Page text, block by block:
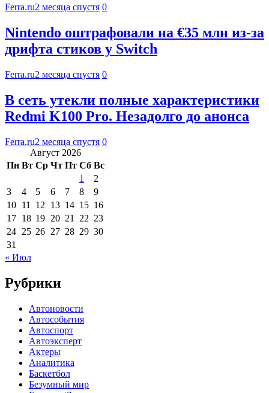
Ferra.ru2 месяца спустя 0
Nintendo оштрафовали на €35 млн из-за
дрифта стиков у Switch
Ferra.ru2 месяца спустя 0
В сеть утекли полные характеристики
Redmi K100 Pro. Незадолго до анонса
Ferra.ru2 месяца спустя 0
Август 2026
Пн Вт Ср Чт Пт Сб Вс
1
2
3
4 5 6 7 8
9
10 11 12 13 14 15 16
17 18 19 20 21 22 23
24 25 26 27 28 29 30
31
« Июл
Рубрики
Автоновости
Автособытия
Автоспорт
Автоэксперт
Актеры
Аналитика
Баскетбол
Безумный мир